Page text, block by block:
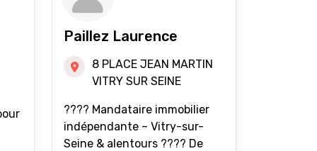
Paillez Laurence
8 PLACE JEAN MARTIN
VITRY SUR SEINE
???? Mandataire immobilier
indépendante – Vitry-sur-
Seine & alentours ???? De